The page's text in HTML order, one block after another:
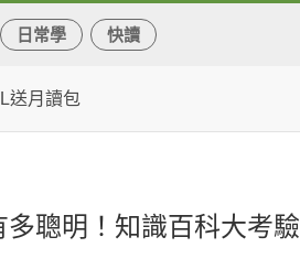
日常學 快讀
送月讀包
多聰明！知識百科大考驗